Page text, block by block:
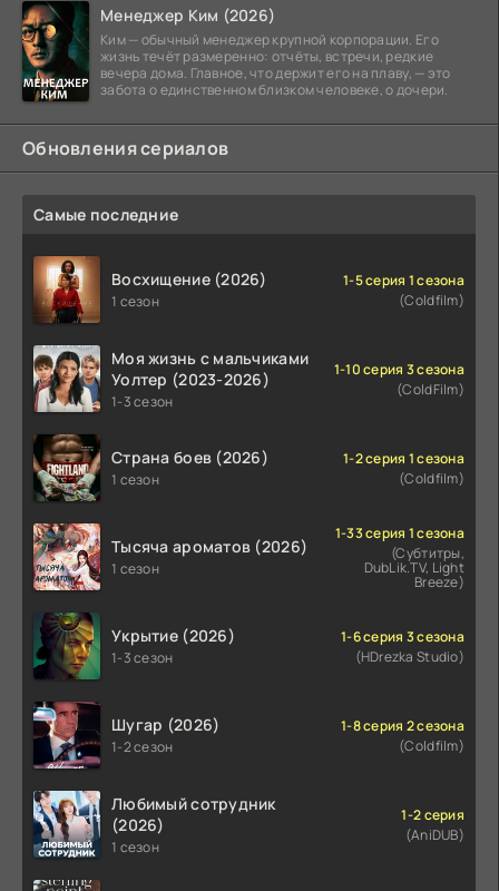
Менеджер Ким (2026)
Ким — обычный менеджер крупной корпорации. Его
жизнь течёт размеренно: отчёты, встречи, редкие
вечера дома. Главное, что держит его на плаву, — это
забота о единственном близком человеке, о дочери.
Обновления сериалов
Самые последние
Восхищение (2026)
1 сезон
1-5 серия 1 сезона
(Coldfilm)
Моя жизнь с мальчиками
Уолтер (2023-2026)
1-3 сезон
1-10 серия 3 сезона
(ColdFilm)
Страна боев (2026)
1 сезон
1-2 серия 1 сезона
(Coldfilm)
Тысяча ароматов (2026)
1 сезон
1-33 серия 1 сезона
(Субтитры,
DubLik.TV, Light
Breeze)
Укрытие (2026)
1-3 сезон
1-6 серия 3 сезона
(HDrezka Studio)
Шугар (2026)
1-2 сезон
1-8 серия 2 сезона
(Coldfilm)
Любимый сотрудник
(2026)
1 сезон
1-2 серия
(AniDUB)